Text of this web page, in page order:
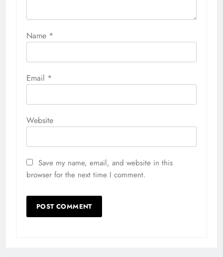
Name *
Email *
Website
Save my name, email, and website in this
browser for the next time I comment.